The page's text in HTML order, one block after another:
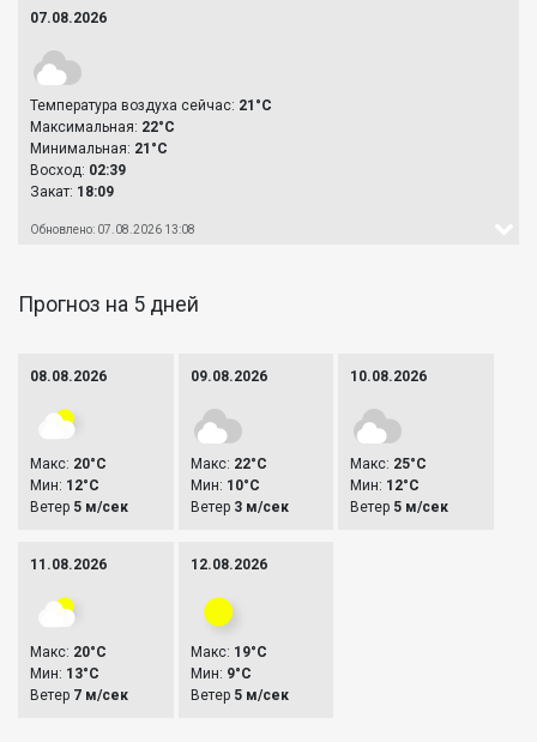
07.08.2026
Температура воздуха сейчас: 21°C
Максимальная: 22°C
Минимальная: 21°C
Восход: 02:39
Закат: 18:09
Обновлено: 07.08.2026 13:08
Прогноз на 5 дней
08.08.2026
Макс: 20°C
Мин: 12°C
Ветер 5 м/сек
09.08.2026
Макс: 22°C
Мин: 10°C
Ветер 3 м/сек
10.08.2026
Макс: 25°C
Мин: 12°C
Ветер 5 м/сек
11.08.2026
Макс: 20°C
Мин: 13°C
Ветер 7 м/сек
12.08.2026
Макс: 19°C
Мин: 9°C
Ветер 5 м/сек